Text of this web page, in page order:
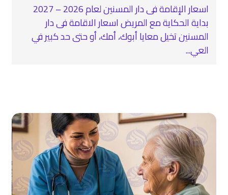
اسعار الإقامة فى دار المسنين لعام 2026 – 2027
بداية الحكاية مع المريض اسعار الاقامة فى دار
المسنين تخيل معايا أبوك، أمك، أو حتى حد كبير في
العي...